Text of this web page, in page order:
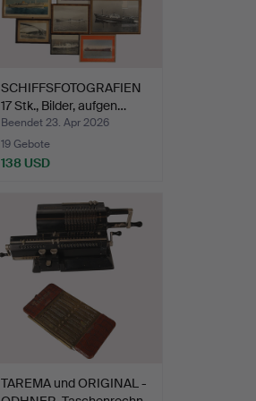
SCHIFFSFOTOGRAFIEN
17 Stk., Bilder, aufgen…
Beendet 23. Apr 2026
19 Gebote
138 USD
TAREMA und ORIGINAL -